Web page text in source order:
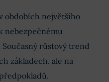
obdobích největšího
nebezpečnému
růstový trend
základech, ale na